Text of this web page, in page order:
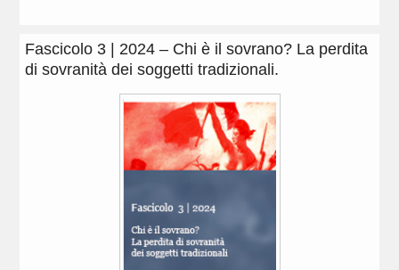
Fascicolo 3 | 2024 – Chi è il sovrano? La perdita
di sovranità dei soggetti tradizionali.